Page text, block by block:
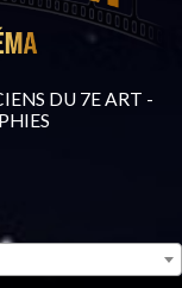
DU 7E ART -